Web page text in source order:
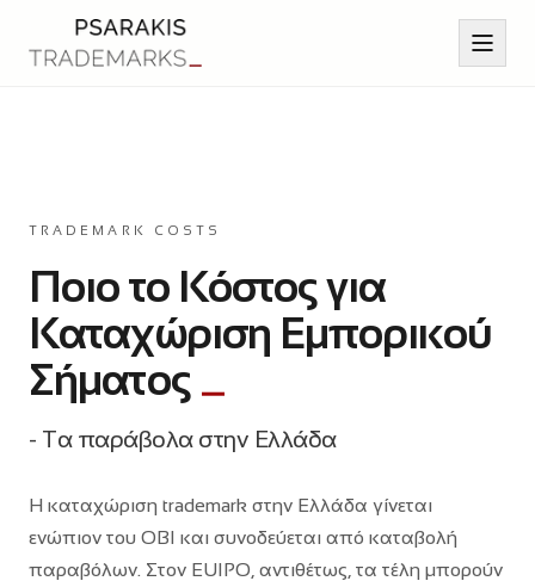
Άρθρα
Επικοινωνία
Βιογραφικό
TRADEMARK COSTS
Ποιο το Κόστος για
Καταχώριση Εμπορικού
Σήματος
- Τα παράβολα στην Ελλάδα
Η καταχώριση trademark στην Ελλάδα γίνεται
ενώπιον του ΟΒΙ και συνοδεύεται από καταβολή
παραβόλων. Στον EUIPO, αντιθέτως, τα τέλη μπορούν